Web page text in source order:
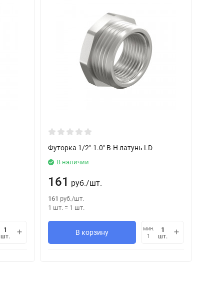
шт.
Футорка 1/2"-1.0" В-Н латунь LD
В наличии
161 руб./шт.
161 руб./шт.
1 шт.= 1 шт.
В корзину
мин.
1
шт.